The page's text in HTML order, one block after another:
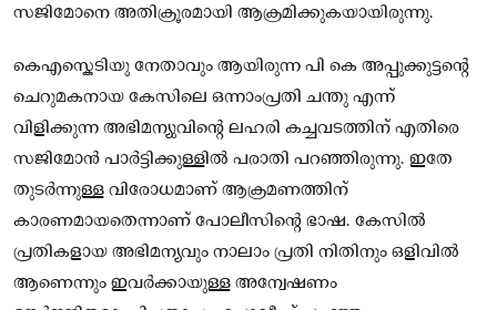
സജിമോനെ അതിക്രൂരമായി ആക്രമിക്കുകയായിരുന്നു.
കെഎസ്കെടിയു നേതാവും ആയിരുന്ന പി കെ അപ്പുക്കുട്ടന്റെ
ചെറുമകനായ കേസിലെ ഒന്നാംപ്രതി ചന്തു എന്ന്
വിളിക്കുന്ന അഭിമന്യുവിൻ്റെ ലഹരി കച്ചവടത്തിന് എതിരെ
സജിമോൻ പാർട്ടിക്കുള്ളിൽ പരാതി പറഞ്ഞിരുന്നു. ഇതേ
തുടർന്നുള്ള വിരോധമാണ് ആക്രമണത്തിന്
കാരണമായതെന്നാണ് പോലീസിന്റെ ഭാഷ. കേസിൽ
പ്രതികളായ അഭിമന്യവും നാലാം പ്രതി നിതിനും ഒളിവിൽ
ആണെന്നും ഇവർക്കായുള്ള അന്വേഷണം